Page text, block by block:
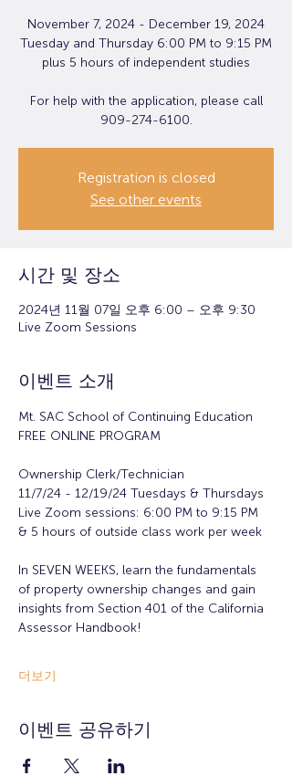
November 7, 2024 - December 19, 2024
Tuesday and Thursday 6:00 PM to 9:15 PM
plus 5 hours of independent studies
For help with the application, please call
909-274-6100.
Registration is closed
See other events
시간 및 장소
2024년 11월 07일 오후 6:00 – 오후 9:30
Live Zoom Sessions
이벤트 소개
Mt. SAC School of Continuing Education
FREE ONLINE PROGRAM
Ownership Clerk/Technician
11/7/24 - 12/19/24 Tuesdays & Thursdays
Live Zoom sessions: 6:00 PM to 9:15 PM
& 5 hours of outside class work per week
In SEVEN WEEKS, learn the fundamentals
of property ownership changes and gain
insights from Section 401 of the California
Assessor Handbook!
더보기
이벤트 공유하기